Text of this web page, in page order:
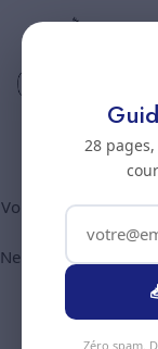
Vous êtes au code
les communes
Neuchatel). Plus de
28
Zéro spam.